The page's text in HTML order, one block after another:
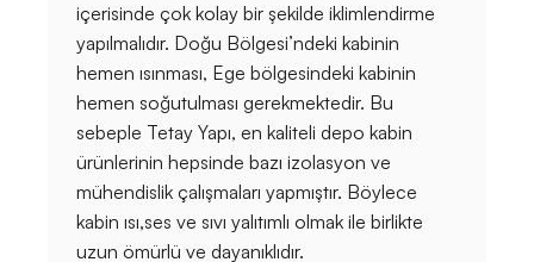
içerisinde çok kolay bir şekilde iklimlendirme
yapılmalıdır. Doğu Bölgesi’ndeki kabinin
hemen ısınması, Ege bölgesindeki kabinin
hemen soğutulması gerekmektedir. Bu
sebeple Tetay Yapı, en kaliteli depo kabin
ürünlerinin hepsinde bazı izolasyon ve
mühendislik çalışmaları yapmıştır. Böylece
kabin ısı,ses ve sıvı yalıtımlı olmak ile birlikte
uzun ömürlü ve dayanıklıdır.